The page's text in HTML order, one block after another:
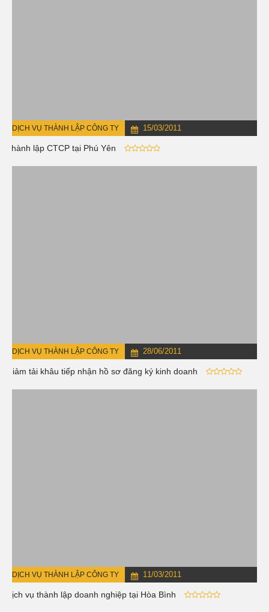
DỊCH VỤ THÀNH LẬP CÔNG TY 15/03/2011
Thành lập CTCP tại Phú Yên
DỊCH VỤ THÀNH LẬP CÔNG TY 28/06/2011
Giảm tải khâu tiếp nhận hồ sơ đăng ký kinh doanh
DỊCH VỤ THÀNH LẬP CÔNG TY 11/03/2011
Dịch vụ thành lập doanh nghiệp tại Hòa Bình